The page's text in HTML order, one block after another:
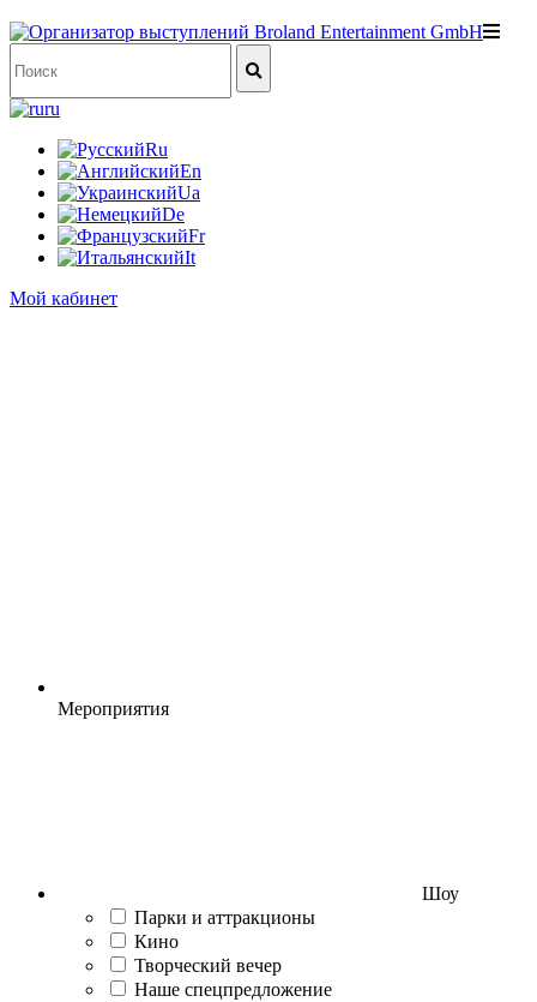
ru
Ru
En
Ua
De
Fr
It
Мой кабинет
Мероприятия
Шоу
Парки и аттракционы
Кино
Творческий вечер
Наше спецпредложение